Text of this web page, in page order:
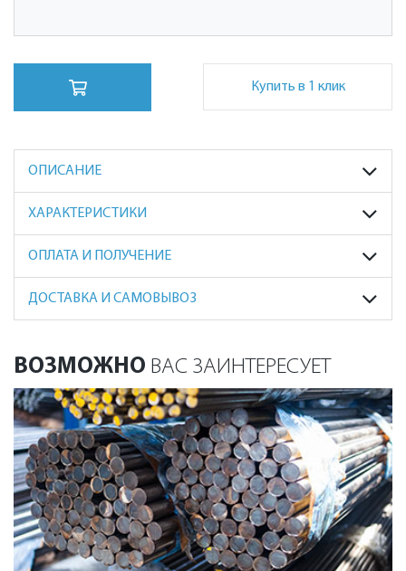
Купить в 1 клик
ОПИСАНИЕ
ХАРАКТЕРИСТИКИ
ОПЛАТА И ПОЛУЧЕНИЕ
ДОСТАВКА И САМОВЫВОЗ
ВОЗМОЖНО ВАС ЗАИНТЕРЕСУЕТ